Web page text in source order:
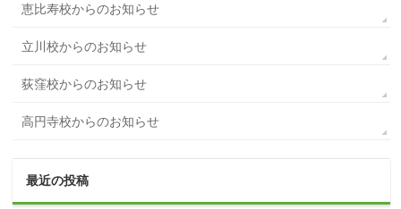
恵比寿校からのお知らせ
立川校からのお知らせ
荻窪校からのお知らせ
高円寺校からのお知らせ
最近の投稿